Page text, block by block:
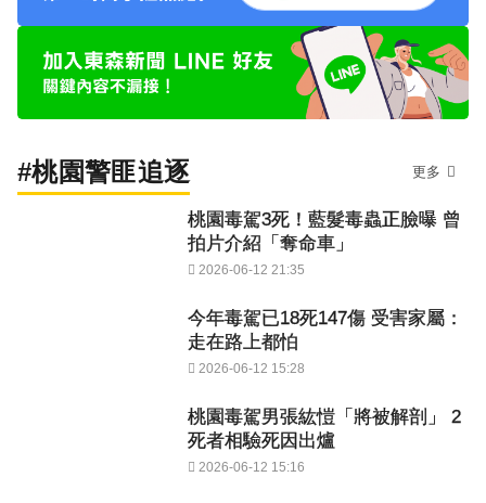
#桃園警匪追逐 更多
桃園毒駕3死！藍髮毒蟲正臉曝 曾
拍片介紹「奪命車」
2026-06-12 21:35
今年毒駕已18死147傷 受害家屬：
走在路上都怕
2026-06-12 15:28
桃園毒駕男張紘愷「將被解剖」 2
死者相驗死因出爐
2026-06-12 15:16